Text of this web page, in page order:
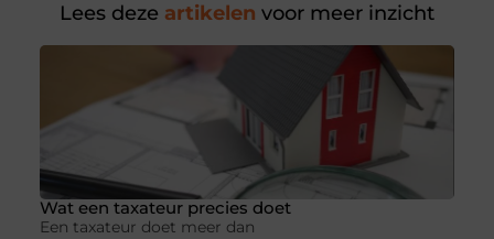
Lees deze artikelen voor meer inzicht
Wat een taxateur precies doet
Een taxateur doet meer dan